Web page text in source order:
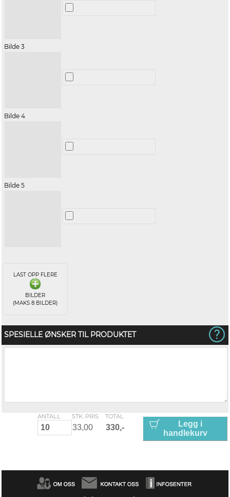
Bilde 3
Bilde 4
Bilde 5
LAST OPP FLERE
BILDER
(MAKS 8 BILDER)
SPESIELLE ØNSKER TIL PRODUKTET
ANTALL STK. PRIS TOTAL
Legg i
handlekurv